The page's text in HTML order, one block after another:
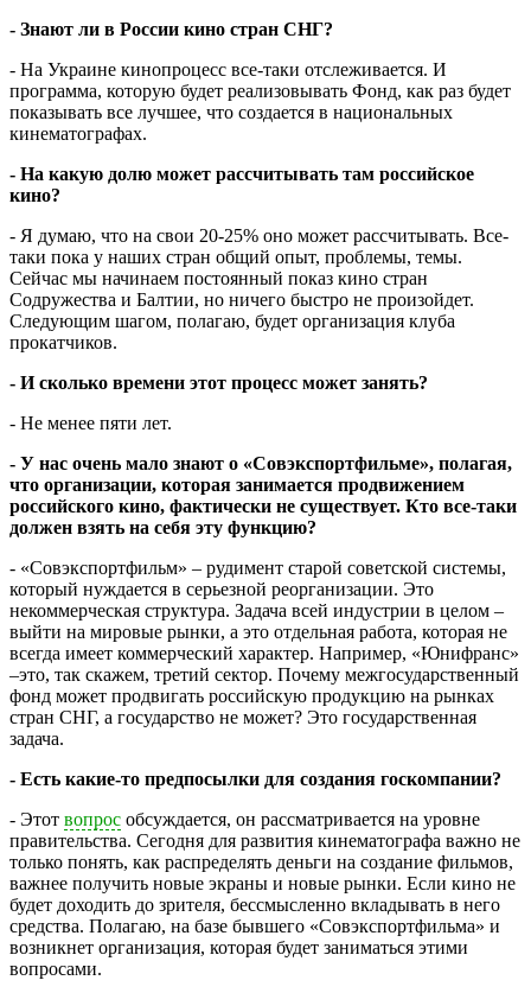
- Знают ли в России кино стран СНГ?
- На Украине кинопроцесс все-таки отслеживается. И
программа, которую будет реализовывать Фонд, как раз будет
показывать все лучшее, что создается в национальных
кинематографах.
- На какую долю может рассчитывать там российское
кино?
- Я думаю, что на свои 20-25% оно может рассчитывать. Все-
таки пока у наших стран общий опыт, проблемы, темы.
Сейчас мы начинаем постоянный показ кино стран
Содружества и Балтии, но ничего быстро не произойдет.
Следующим шагом, полагаю, будет организация клуба
прокатчиков.
- И сколько времени этот процесс может занять?
- Не менее пяти лет.
- У нас очень мало знают о «Совэкспортфильме», полагая,
что организации, которая занимается продвижением
российского кино, фактически не существует. Кто все-таки
должен взять на себя эту функцию?
- «Совэкспортфильм» – рудимент старой советской системы,
который нуждается в серьезной реорганизации. Это
некоммерческая структура. Задача всей индустрии в целом –
выйти на мировые рынки, а это отдельная работа, которая не
всегда имеет коммерческий характер. Например, «Юнифранс»
–это, так скажем, третий сектор. Почему межгосударственный
фонд может продвигать российскую продукцию на рынках
стран СНГ, а государство не может? Это государственная
задача.
- Есть какие-то предпосылки для создания госкомпании?
- Этот вопрос обсуждается, он рассматривается на уровне
правительства. Сегодня для развития кинематографа важно не
только понять, как распределять деньги на создание фильмов,
важнее получить новые экраны и новые рынки. Если кино не
будет доходить до зрителя, бессмысленно вкладывать в него
средства. Полагаю, на базе бывшего «Совэкспортфильма» и
возникнет организация, которая будет заниматься этими
вопросами.